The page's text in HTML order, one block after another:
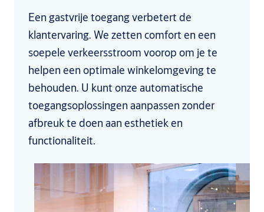
Een gastvrije toegang verbetert de
klantervaring. We zetten comfort en een
soepele verkeersstroom voorop om je te
helpen een optimale winkelomgeving te
behouden. U kunt onze automatische
toegangsoplossingen aanpassen zonder
afbreuk te doen aan esthetiek en
functionaliteit.